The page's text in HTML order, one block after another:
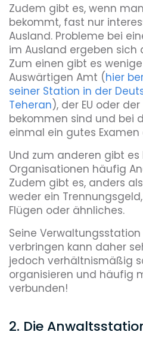
Zudem gibt es, wenn
bekommt, fast nur
Ausland. Probleme bei
im Ausland ergeben
Zum einen gibt es wenige
Auswärtigen Amt (hier
seiner Station in der
Teheran), der EU oder
bekommen sind und bei
einmal ein gutes
Und zum anderen gibt
Organisationen häufig
Zudem gibt es, anders
weder ein
Flügen oder ähnliches.
Seine
verbringen kann daher
jedoch verhältnismäßig
organisieren und häufig
verbunden!
2. Die